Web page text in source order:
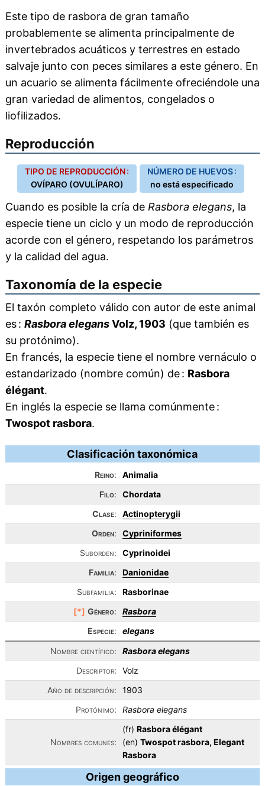
Este tipo de rasbora de gran tamaño
probablemente se alimenta principalmente de
invertebrados acuáticos y terrestres en estado
salvaje junto con peces similares a este género. En
un acuario se alimenta fácilmente ofreciéndole una
gran variedad de alimentos, congelados o
liofilizados.
Reproducción
TIPO DE REPRODUCCIÓN :
OVÍPARO (OVULÍPARO)
NÚMERO DE HUEVOS :
no está especificado
Cuando es posible la cría de Rasbora elegans, la
especie tiene un ciclo y un modo de reproducción
acorde con el género, respetando los parámetros
y la calidad del agua.
Taxonomía de la especie
El taxón completo válido con autor de este animal
es : Rasbora elegansVolz, 1903 (que también es
su protónimo).
En francés, la especie tiene el nombre vernáculo o
estandarizado (nombre común) de : Rasbora
élégant.
En inglés la especie se llama comúnmente :
Twospot rasbora.
Clasificación taxonómica
Reino:
Animalia
Filo:
Chordata
Clase:
Actinopterygii
Orden:
Cypriniformes
Suborden:
Cyprinoidei
Familia:
Danionidae
Subfamilia:
Rasborinae
[*] Género:
Rasbora
Especie:
elegans
Nombre científico:
Rasbora elegans
Descriptor:
Volz
Año de descripción:
1903
Protónimo:
Rasbora elegans
Nombres comunes:
(fr) Rasbora élégant
(en) Twospot rasbora, Elegant
Rasbora
Origen geográfico